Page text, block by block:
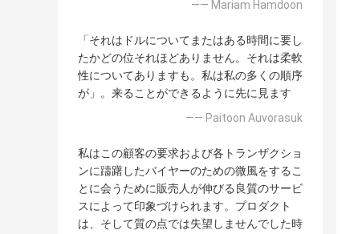
—— Mariam Hamdoon
「それはドルについてまたはある時間に要し
たかどの位それほどありません。それは柔軟
性についてありますも。私は私の多くの順序
が」。来ることができるように先に見ます
—— Paitoon Auvorasuk
私はこの顧客の要求および各トランザクショ
ンに躊躇したバイヤーのための微風をするこ
とに会うために販売人が伸びる良質のサービ
スによって印象づけられます。プロダクト
は、そして質の点では失望しませんでした時